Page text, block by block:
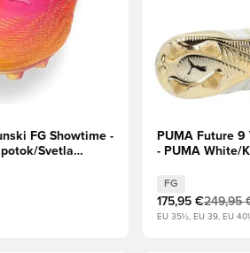
FG Showtime -
potok/Svetla
PUMA Future
- PUMA White/
FG
175,95 €249,95
EU 35½, EU 39, EU